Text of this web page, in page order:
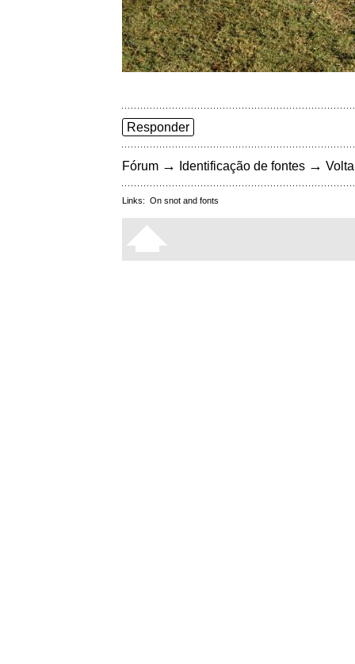
Responder
Fórum → Identificação de fontes →
Links: On snot and fonts